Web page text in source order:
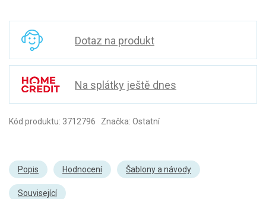
Dotaz na produkt
Na splátky ještě dnes
Kód produktu: 3712796 Značka: Ostatní
Popis Hodnocení Šablony a návody
Související